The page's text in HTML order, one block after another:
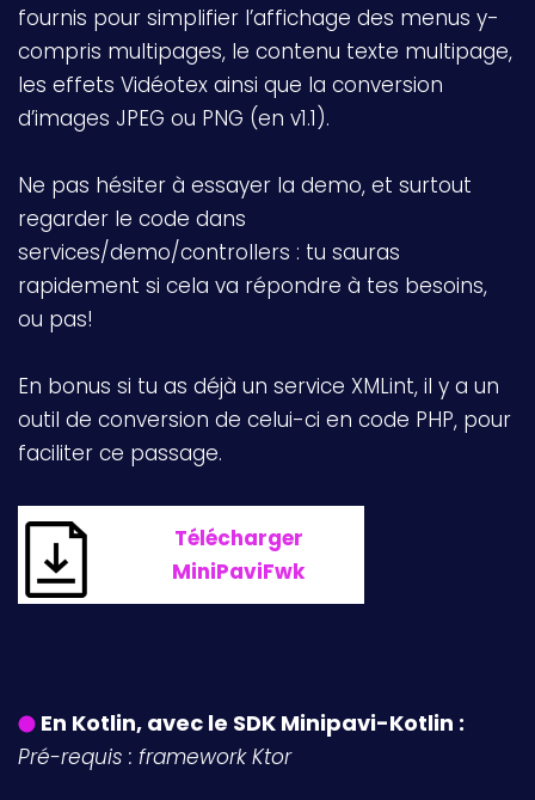
fournis pour simplifier l’affichage des menus y-
compris multipages, le contenu texte multipage,
les effets Vidéotex ainsi que la conversion
d’images JPEG ou PNG (en v1.1).
Ne pas hésiter à essayer la demo, et surtout
regarder le code dans
services/demo/controllers : tu sauras
rapidement si cela va répondre à tes besoins,
ou pas!
En bonus si tu as déjà un service XMLint, il y a un
outil de conversion de celui-ci en code PHP, pour
faciliter ce passage.
Télécharger
MiniPaviFwk
En Kotlin, avec le SDK Minipavi-Kotlin :
Pré-requis : framework Ktor